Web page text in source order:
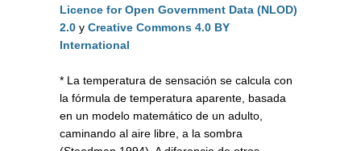
Licence for Open Government Data (NLOD)
2.0 y Creative Commons 4.0 BY
International
* La temperatura de sensación se calcula con
la fórmula de temperatura aparente, basada
en un modelo matemático de un adulto,
caminando al aire libre, a la sombra